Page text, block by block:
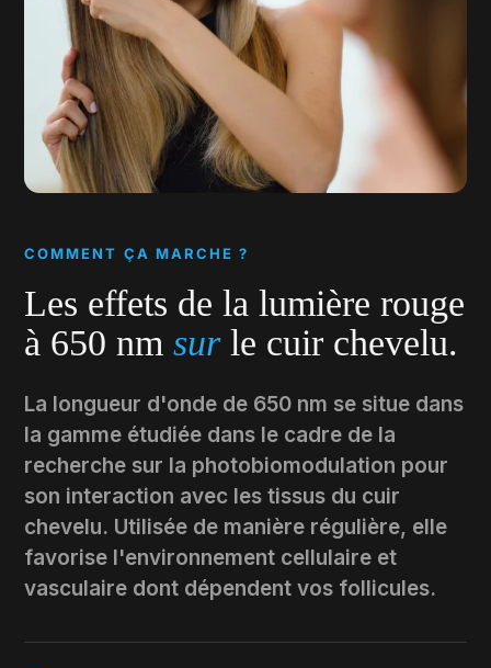
COMMENT ÇA MARCHE ?
Les effets de la lumière rouge
à 650 nm surle cuir chevelu.
La longueur d'onde de 650 nm se situe dans
la gamme étudiée dans le cadre de la
recherche sur la photobiomodulation pour
son interaction avec les tissus du cuir
chevelu. Utilisée de manière régulière, elle
favorise l'environnement cellulaire et
vasculaire dont dépendent vos follicules.